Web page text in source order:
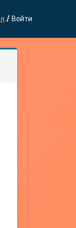
/ Войти